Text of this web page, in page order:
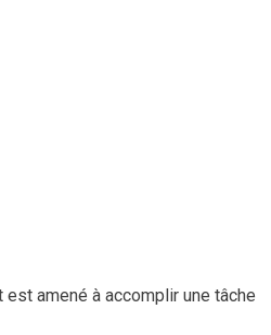
amené à accomplir une tâche